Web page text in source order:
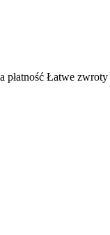
płatność Łatwe zwroty